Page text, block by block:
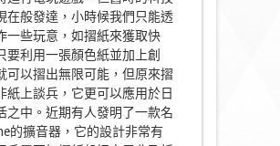
在般發達，小時候我們只能透
一些玩意，如摺紙來獲取快
要利用一張顏色紙並加上創
可以摺出無限可能，但原來摺
紙上談兵，它更可以應用於日
之中。近期有人發明了一款名
的擴音器，它的設計非常有